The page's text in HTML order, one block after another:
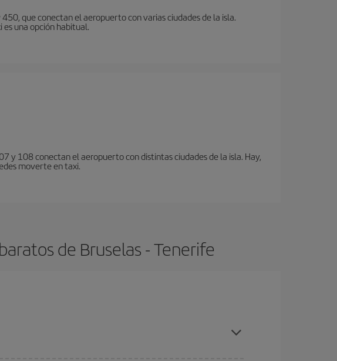
que conectan el aeropuerto con varias ciudades de la isla.
una opción habitual.
y 108 conectan el aeropuerto con distintas ciudades de la isla. Hay,
moverte en taxi.
de Bruselas - Tenerife